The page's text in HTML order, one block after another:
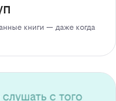
книги — даже когда